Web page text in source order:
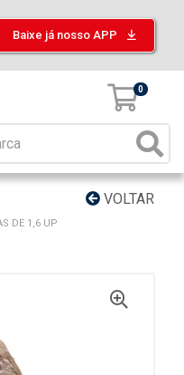
Baixe já nosso APP
0
VOLTAR
DE 1,6 UP